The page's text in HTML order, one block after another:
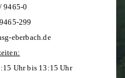
9465-0
299
eberbach.de
Uhr bis 13:15 Uhr